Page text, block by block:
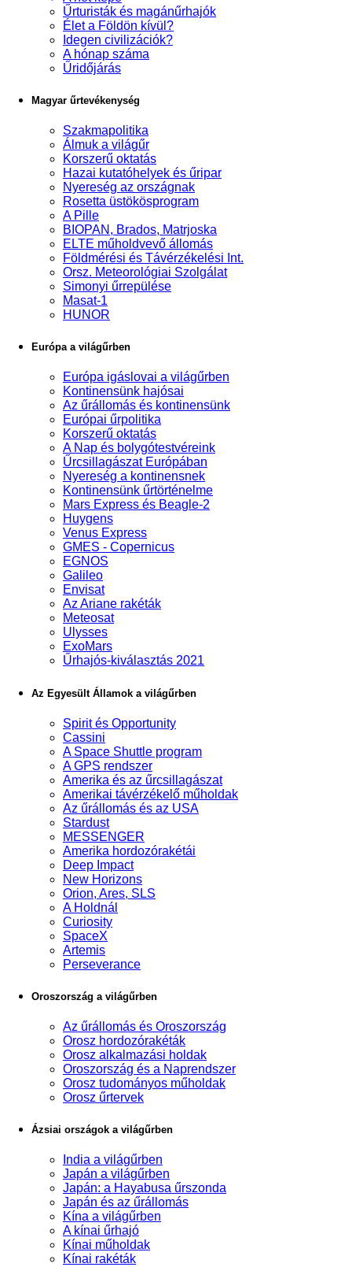
Űrturisták és magánűrhajók
Élet a Földön kívül?
Idegen civilizációk?
A hónap száma
Űridőjárás
Magyar űrtevékenység
Szakmapolitika
Álmuk a világűr
Korszerű oktatás
Hazai kutatóhelyek és űripar
Nyereség az országnak
Rosetta üstökösprogram
A Pille
BIOPAN, Brados, Matrjoska
ELTE műholdvevő állomás
Földmérési és Távérzékelési Int.
Orsz. Meteorológiai Szolgálat
Simonyi űrrepülése
Masat-1
HUNOR
Európa a világűrben
Európa igáslovai a világűrben
Kontinensünk hajósai
Az űrállomás és kontinensünk
Európai űrpolitika
Korszerű oktatás
A Nap és bolygótestvéreink
Űrcsillagászat Európában
Nyereség a kontinensnek
Kontinensünk űrtörténelme
Mars Express és Beagle-2
Huygens
Venus Express
GMES - Copernicus
EGNOS
Galileo
Envisat
Az Ariane rakéták
Meteosat
Ulysses
ExoMars
Űrhajós-kiválasztás 2021
Az Egyesült Államok a világűrben
Spirit és Opportunity
Cassini
A Space Shuttle program
A GPS rendszer
Amerika és az űrcsillagászat
Amerikai távérzékelő műholdak
Az űrállomás és az USA
Stardust
MESSENGER
Amerika hordozórakétái
Deep Impact
New Horizons
Orion, Ares, SLS
A Holdnál
Curiosity
SpaceX
Artemis
Perseverance
Oroszország a világűrben
Az űrállomás és Oroszország
Orosz hordozórakéták
Orosz alkalmazási holdak
Oroszország és a Naprendszer
Orosz tudományos műholdak
Orosz űrtervek
Ázsiai országok a világűrben
India a világűrben
Japán a világűrben
Japán: a Hayabusa űrszonda
Japán és az űrállomás
Kína a világűrben
A kínai űrhajó
Kínai műholdak
Kínai rakéták